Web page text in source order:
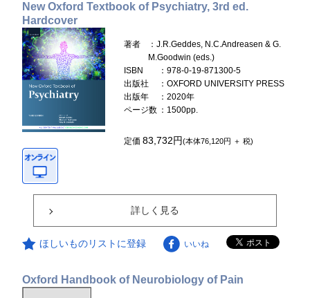
New Oxford Textbook of Psychiatry, 3rd ed.
Hardcover
著者
：J.R.Geddes, N.C.Andreasen & G.
M.Goodwin (eds.)
ISBN
：978-0-19-871300-5
出版社
：OXFORD UNIVERSITY PRESS
出版年
：2020年
ページ数 ：1500pp.
定価83,732円(本体76,120円 ＋ 税)
詳しく見る
ほしいものリストに登録 いいね
Oxford Handbook of Neurobiology of Pain